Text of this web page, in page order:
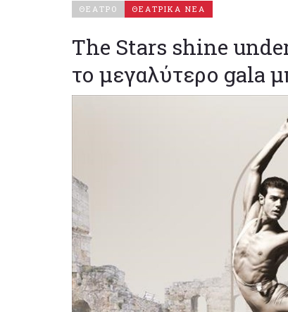
ΘΕΑΤΡΟ ΘΕΑΤΡΙΚΑ ΝΕΑ
The Stars shine
το μεγαλύτερο gala